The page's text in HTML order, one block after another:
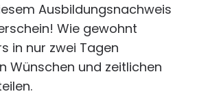
Ausbildungsnachweis
Wie gewohnt
in nur zwei Tagen
Wünschen und zeitlichen